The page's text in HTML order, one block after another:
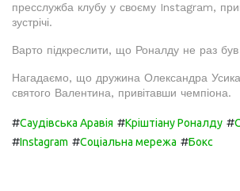
пресслужба клубу у своєму Instagram,
зустрічі.
Варто підкреслити, що Роналду не раз
Нагадаємо, що дружина Олександра
святого Валентина, привітавши чемпіона.
#Саудівська Аравія #Кріштіану Роналду #
#Instagram #Соціальна мережа #Бокс